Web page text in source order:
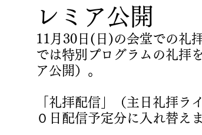
レミア公開
11月30日(日)の会堂での礼
では特別プログラムの礼拝
ア公開）。
「礼拝配信」（主日礼拝ラ
０日配信予定分に入れ替え